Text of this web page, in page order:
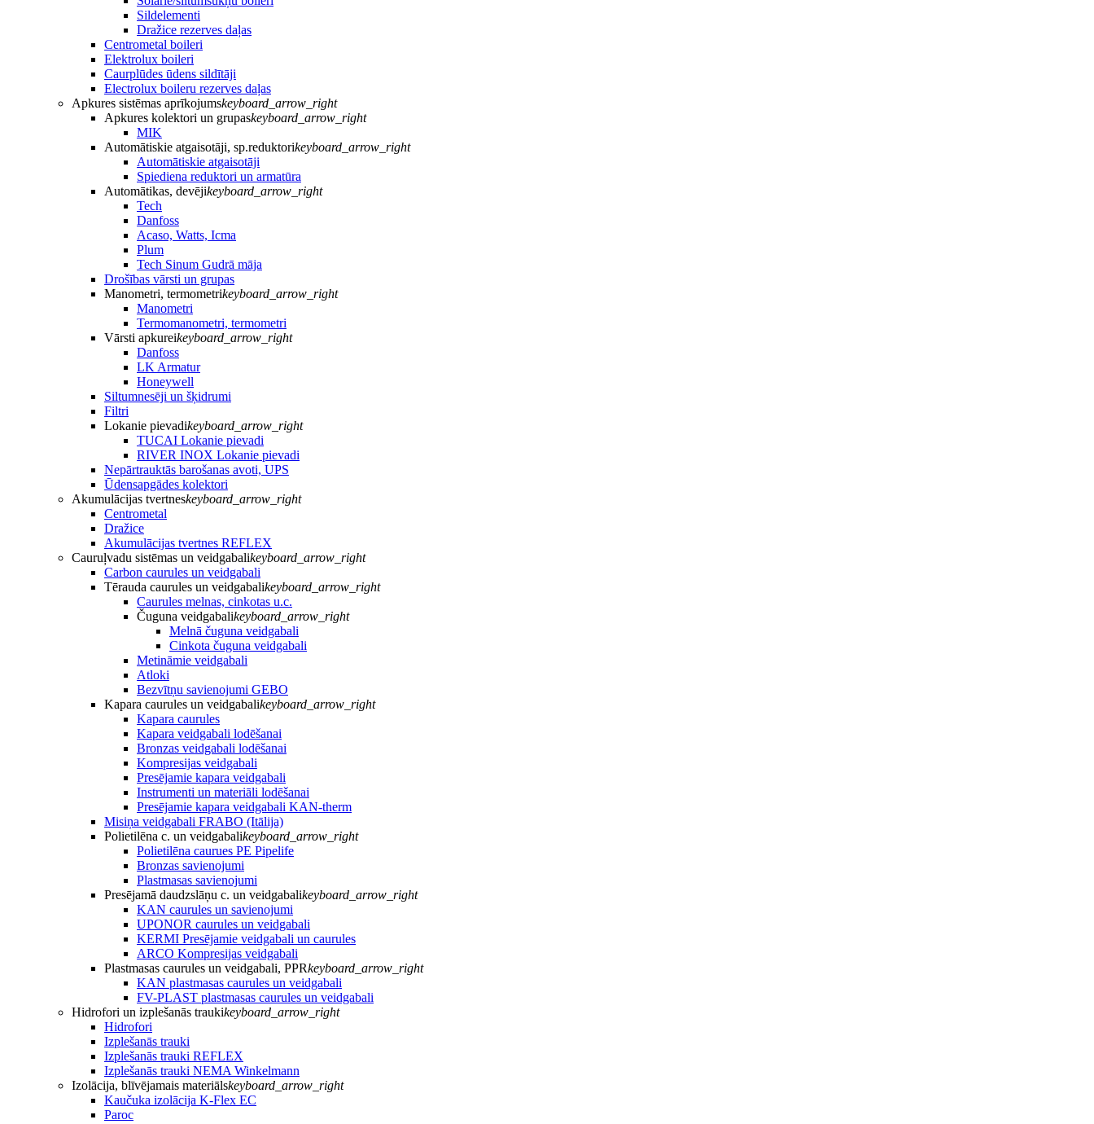
Sildelementi
Dražice rezerves daļas
Centrometal boileri
Elektrolux boileri
Caurplūdes ūdens sildītāji
Electrolux boileru rezerves daļas
Apkures sistēmas aprīkojumskeyboard_arrow_right
Apkures kolektori un grupaskeyboard_arrow_right
MIK
Automātiskie atgaisotāji, sp.reduktorikeyboard_arrow_right
Automātiskie atgaisotāji
Spiediena reduktori un armatūra
Automātikas, devējikeyboard_arrow_right
Tech
Danfoss
Acaso, Watts, Icma
Plum
Tech Sinum Gudrā māja
Drošības vārsti un grupas
Manometri, termometrikeyboard_arrow_right
Manometri
Termomanometri, termometri
Vārsti apkureikeyboard_arrow_right
Danfoss
LK Armatur
Honeywell
Siltumnesēji un šķidrumi
Filtri
Lokanie pievadikeyboard_arrow_right
TUCAI Lokanie pievadi
RIVER INOX Lokanie pievadi
Nepārtrauktās barošanas avoti, UPS
Ūdensapgādes kolektori
Akumulācijas tvertneskeyboard_arrow_right
Centrometal
Dražice
Akumulācijas tvertnes REFLEX
Cauruļvadu sistēmas un veidgabalikeyboard_arrow_right
Carbon caurules un veidgabali
Tērauda caurules un veidgabalikeyboard_arrow_right
Caurules melnas, cinkotas u.c.
Čuguna veidgabalikeyboard_arrow_right
Melnā čuguna veidgabali
Cinkota čuguna veidgabali
Metināmie veidgabali
Atloki
Bezvītņu savienojumi GEBO
Kapara caurules un veidgabalikeyboard_arrow_right
Kapara caurules
Kapara veidgabali lodēšanai
Bronzas veidgabali lodēšanai
Kompresijas veidgabali
Presējamie kapara veidgabali
Instrumenti un materiāli lodēšanai
Presējamie kapara veidgabali KAN-therm
Misiņa veidgabali FRABO (Itālija)
Polietilēna c. un veidgabalikeyboard_arrow_right
Polietilēna caurues PE Pipelife
Bronzas savienojumi
Plastmasas savienojumi
Presējamā daudzslāņu c. un veidgabalikeyboard_arrow_right
KAN caurules un savienojumi
UPONOR caurules un veidgabali
KERMI Presējamie veidgabali un caurules
ARCO Kompresijas veidgabali
Plastmasas caurules un veidgabali, PPRkeyboard_arrow_right
KAN plastmasas caurules un veidgabali
FV-PLAST plastmasas caurules un veidgabali
Hidrofori un izplešanās traukikeyboard_arrow_right
Hidrofori
Izplešanās trauki
Izplešanās trauki REFLEX
Izplešanās trauki NEMA Winkelmann
Izolācija, blīvējamais materiālskeyboard_arrow_right
Kaučuka izolācija K-Flex EC
Paroc